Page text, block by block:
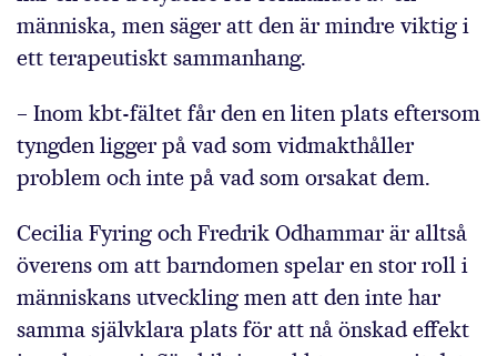
människa, men säger att den är mindre viktig i
ett terapeutiskt sammanhang.
– Inom kbt-fältet får den en liten plats eftersom
tyngden ligger på vad som vidmakthåller
problem och inte på vad som orsakat dem.
Cecilia Fyring och Fredrik Odhammar är alltså
överens om att barndomen spelar en stor roll i
människans utveckling men att den inte har
samma självklara plats för att nå önskad effekt